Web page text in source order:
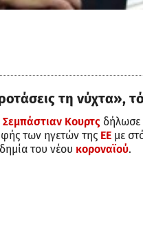
τη νύχτα»,
Σεμπάστιαν Κουρτς δήλωσε
των ηγετών της ΕΕ με
του νέου κοροναϊού.